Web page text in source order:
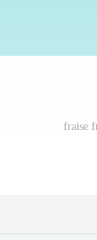
fraise